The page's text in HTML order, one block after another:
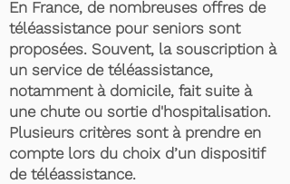
En France, de nombreuses offres de
téléassistance pour seniors sont
proposées. Souvent, la souscription à
un service de téléassistance,
notamment à domicile, fait suite à
une chute ou sortie d'hospitalisation.
Plusieurs critères sont à prendre en
compte lors du choix d’un dispositif
de téléassistance.